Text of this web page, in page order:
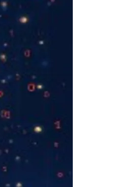
Artes
São Roque